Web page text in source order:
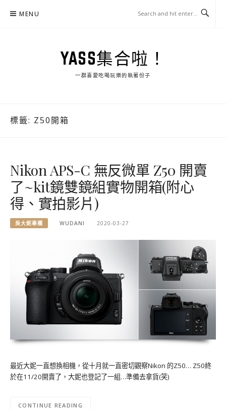
MENU
YASS集合啦！
一群喜愛吃喝玩樂的執著份子
標籤: Z50開箱
Nikon APS-C 無反微單 Z50 開賣
了~kit鏡雙鏡組實物開箱(附心
得、實拍影片)
吳大妮專欄 WUDANI 2020-03-27
最近大妮一直想換相機，從十月就一直密切觀察Nikon 的Z50… Z50終
於在11/20開賣了，大妮也登記了一組…準備去拿貨(笑)
CONTINUE READING